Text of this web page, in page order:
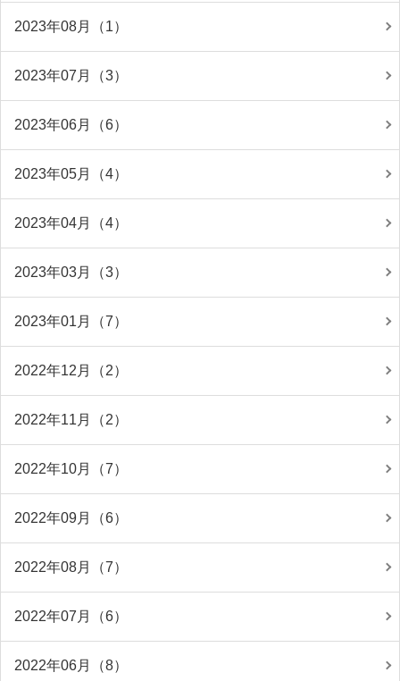
2023年08月（1）
2023年07月（3）
2023年06月（6）
2023年05月（4）
2023年04月（4）
2023年03月（3）
2023年01月（7）
2022年12月（2）
2022年11月（2）
2022年10月（7）
2022年09月（6）
2022年08月（7）
2022年07月（6）
2022年06月（8）